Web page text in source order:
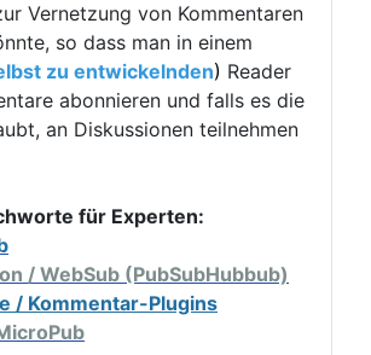
Vernetzung von Kommentaren
so dass man in einem
zu entwickelnden) Reader
abonnieren und falls es die
an Diskussionen teilnehmen
für Experten:
/ WebSub (PubSubHubbub)
/ Kommentar-Plugins